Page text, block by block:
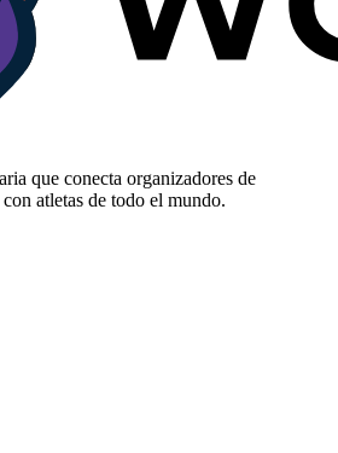
que conecta organizadores de
atletas de todo el mundo.